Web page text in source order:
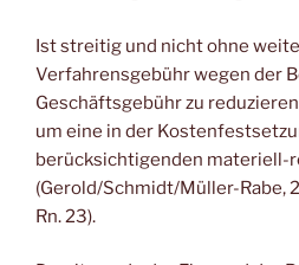
Ist streitig und nicht ohne
Verfahrensgebühr wegen der
Geschäftsgebühr zu
um eine in der
berücksichtigenden materiell-
(Gerold/Schmidt/Müller-Rabe,
Rn. 23).